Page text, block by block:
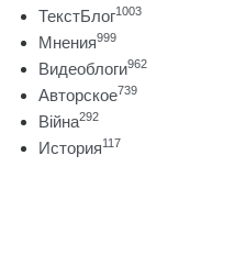
ТекстБлог1003
Мнения999
Видеоблоги962
Авторское739
Війна292
История117